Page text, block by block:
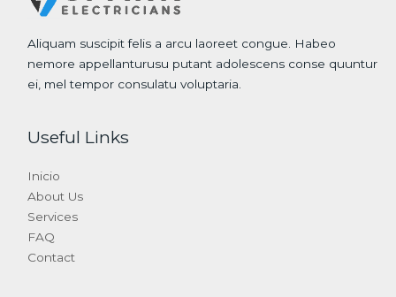
Aliquam suscipit felis a arcu laoreet congue. Habeo
nemore appellanturusu putant adolescens conse quuntur
ei, mel tempor consulatu voluptaria.
Useful Links
Inicio
About Us
Services
FAQ
Contact